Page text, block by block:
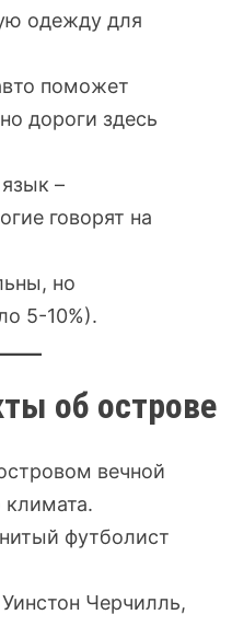
одежду для
поможет
дороги здесь
–
говорят на
но
5-10%).
об острове
вечной
климата.
футболист
Черчилль,